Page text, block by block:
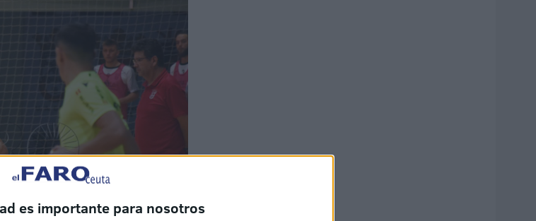
es importante para nosotros